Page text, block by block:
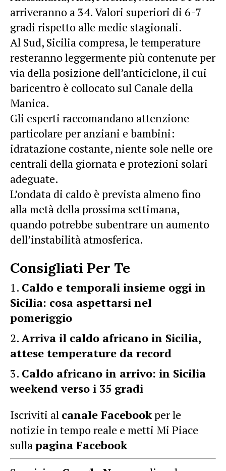
arriveranno a 34. Valori superiori di 6-7
gradi rispetto alle medie stagionali.
Al Sud, Sicilia compresa, le temperature
resteranno leggermente più contenute per
via della posizione dell’anticiclone, il cui
baricentro è collocato sul Canale della
Manica.
Gli esperti raccomandano attenzione
particolare per anziani e bambini:
idratazione costante, niente sole nelle ore
centrali della giornata e protezioni solari
adeguate.
L’ondata di caldo è prevista almeno fino
alla metà della prossima settimana,
quando potrebbe subentrare un aumento
dell’instabilità atmosferica.
Consigliati Per Te
Caldo e temporali insieme oggi in
Sicilia: cosa aspettarsi nel
pomeriggio
Arriva il caldo africano in Sicilia,
attese temperature da record
Caldo africano in arrivo: in Sicilia
weekend verso i 35 gradi
Iscriviti al canale Facebookper le
notizie in tempo reale e metti Mi Piace
sullapagina Facebook